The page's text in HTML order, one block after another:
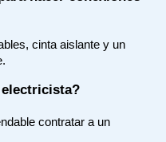
cinta aislante y un
contratar a un